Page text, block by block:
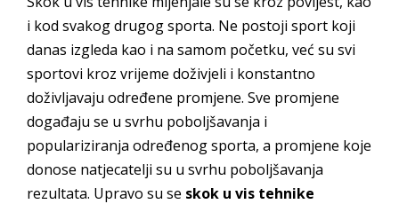
i kod svakog drugog sporta. Ne postoji sport koji
danas izgleda kao i na samom početku, već su svi
sportovi kroz vrijeme doživjeli i konstantno
doživljavaju određene promjene. Sve promjene
događaju se u svrhu poboljšavanja i
populariziranja određenog sporta, a promjene koje
donose natjecatelji su u svrhu poboljšavanja
rezultata. Upravo su se skok u vis tehnike